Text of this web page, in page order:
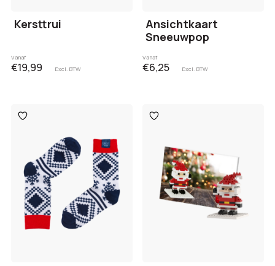
Kersttrui
Vanaf
€19,99 Excl. BTW
Ansichtkaart
Sneeuwpop
Vanaf
€6,25 Excl. BTW
Toevoegen
aan
Toevoegen
aan